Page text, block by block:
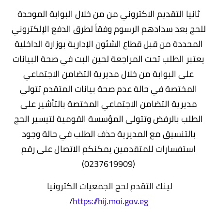
ثانيا التقديم الاكتروني من من خلال البوابة الموحدة
للحج بعد سدادهم الرسوم وفقاً لطرق الدفع الإلكتروني
المحددة من قبل قطاع الشئون الإدارية بوزارة الداخلية
يعتبر الطلب تحت المراجعة لحين البت في صحة البيانات
على البوابة من خلال مديرية التضامن الاجتماعي
المختصة في حالة عدم صحة بيانات المتقدم تتولي
مديرية التضامن الاجتماعي المختصة بالتأشير على
الطلب بالرفض وتتولى المؤسسة القومية لتيسير الحج
بالتنسيق مع المديرية حذف الطلب في حالة وجود
استفسارات للمتقدمين يمكنكم الاتصال على رقم
(0237619909)
لينك التقدم لحج الجمعيات الكترونيا
https://hij.moi.gov.eg
/